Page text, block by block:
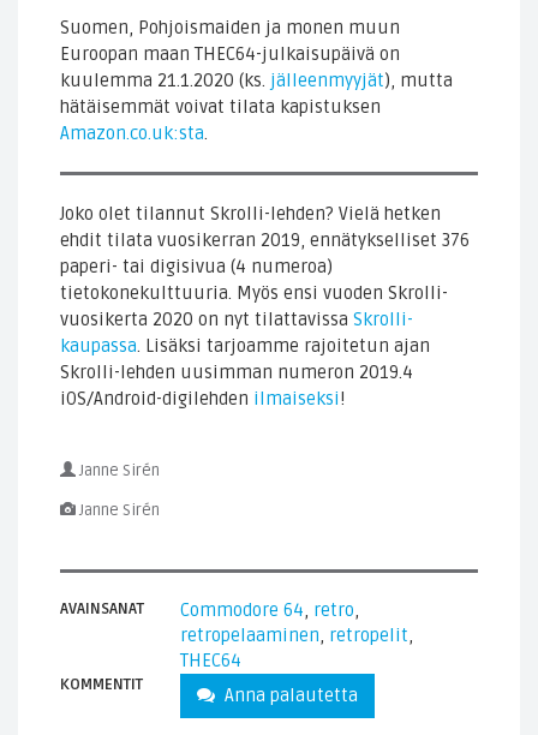
Suomen, Pohjoismaiden ja monen muun
Euroopan maan THEC64-julkaisupäivä on
kuulemma 21.1.2020 (ks. jälleenmyyjät), mutta
hätäisemmät voivat tilata kapistuksen
Amazon.co.uk:sta
Joko olet tilannut Skrolli-lehden? Vielä hetken
ehdit tilata vuosikerran 2019, ennätykselliset 376
paperi- tai digisivua (4 numeroa)
tietokonekulttuuria. Myös ensi vuoden Skrolli-
vuosikerta 2020 on nyt tilattavissa Skrolli-
kaupassa . Lisäksi tarjoamme rajoitetun ajan
Skrolli-lehden uusimman numeron 2019.4
iOS/Android-digilehden ilmaiseksi!
Janne Sirén
Janne Sirén
AVAINSANAT Commodore 64 retro
retropelaaminen retropelit
THEC64
KOMMENTIT Anna palautetta